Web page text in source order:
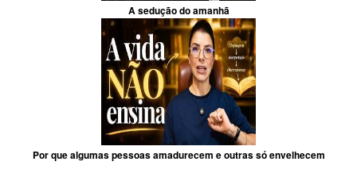
A sedução do amanhã
Por que algumas pessoas amadurecem e outras só envelhecem